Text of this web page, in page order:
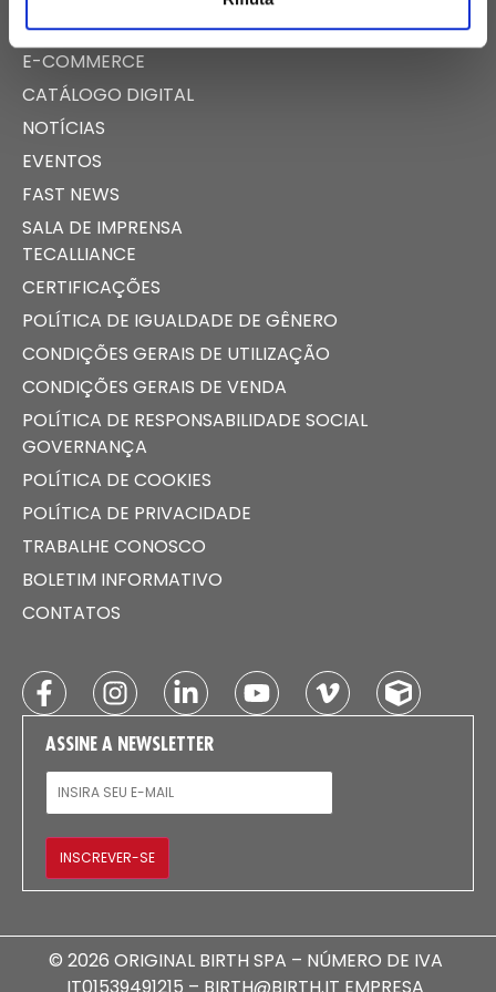
E-COMMERCE
CATÁLOGO DIGITAL
NOTÍCIAS
EVENTOS
FAST NEWS
SALA DE IMPRENSA
TECALLIANCE
CERTIFICAÇÕES
POLÍTICA DE IGUALDADE DE GÊNERO
CONDIÇÕES GERAIS DE UTILIZAÇÃO
CONDIÇÕES GERAIS DE VENDA
POLÍTICA DE RESPONSABILIDADE SOCIAL
GOVERNANÇA
POLÍTICA DE COOKIES
POLÍTICA DE PRIVACIDADE
TRABALHE CONOSCO
BOLETIM INFORMATIVO
CONTATOS
ASSINE A NEWSLETTER
E-MAIL
INSCREVER-SE
© 2026 ORIGINAL BIRTH SPA – NÚMERO DE IVA